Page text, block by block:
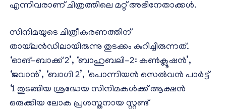
എന്നിവരാണ് ചിത്രത്തിലെ മറ്റ് അഭിനേതാക്കൾ.
സിനിമയുടെ ചിത്രീകരണത്തിന്
തായ്‌ലൻഡിലായിരുന്നു തുടക്കം കുറിച്ചിരുന്നത്.
‘ഓങ്-ബാക്ക് 2’, ‘ബാഹുബലി-2: കൺക്ലൂഷൻ’,
‘ജവാൻ’, ‘ബാഗി 2’, ‘പൊന്നിയൻ സെൽവൻ പാർട്ട്
‘1 തുടങ്ങിയ ശ്രദ്ധേയ സിനിമകൾക്ക് ആക്ഷൻ
ഒരുക്കിയ ലോക പ്രശസ്തനായ സ്റ്റണ്ട്